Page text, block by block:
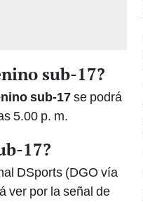
sub-17?
sub-17se podrá
5.00 p. m.
17?
DSports (DGO vía
ver por la señal de